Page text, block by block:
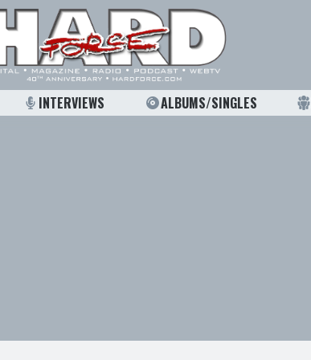
INTERVIEWS ALBUMS/SINGLES